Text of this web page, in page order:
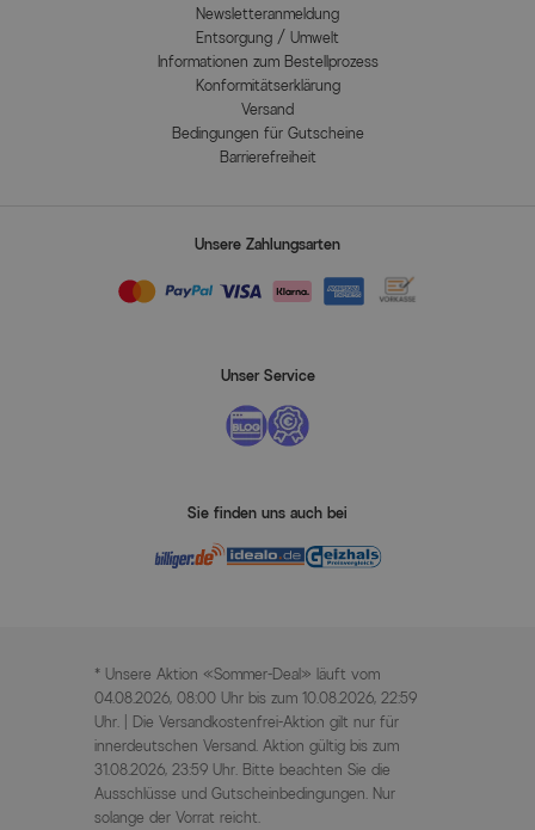
Newsletteranmeldung
Entsorgung / Umwelt
Informationen zum Bestellprozess
Konformitätserklärung
Versand
Bedingungen für Gutscheine
Barrierefreiheit
Unsere Zahlungsarten
Unser Service
Sie finden uns auch bei
* Unsere Aktion «Sommer-Deal» läuft vom
04.08.2026, 08:00 Uhr bis zum 10.08.2026, 22:59
Uhr. | Die Versandkostenfrei-Aktion gilt nur für
innerdeutschen Versand. Aktion gültig bis zum
31.08.2026, 23:59 Uhr. Bitte beachten Sie die
Ausschlüsse und Gutscheinbedingungen. Nur
solange der Vorrat reicht.